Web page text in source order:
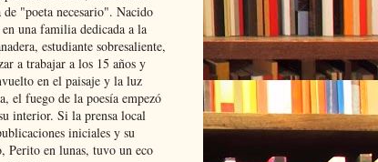
"poeta necesario". Nacido
una familia dedicada a la
estudiante sobresaliente,
a trabajar a los 15 años y
en el paisaje y la luz
el fuego de la poesía empezó
interior. Si la prensa local
iniciales y su
Perito en lunas, tuvo un eco